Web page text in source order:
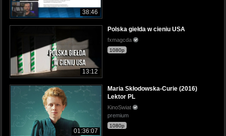
38:46
13:12
Polska giełda w cieniu USA
fxmagcda
1080p
01:36:07
Maria Skłodowska-Curie (2016)
Lektor PL
KinoSwiat
premium
1080p